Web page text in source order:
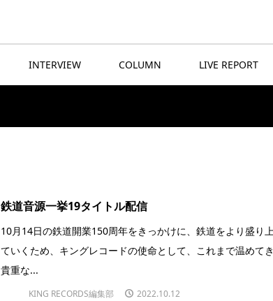
INTERVIEW COLUMN LIVE REPORT
鉄道音源一挙19タイトル配信
10月14日の鉄道開業150周年をきっかけに、鉄道をより盛り
ていくため、キングレコードの使命として、これまで温めて
貴重な...
KING RECORDS編集部 2022.10.12